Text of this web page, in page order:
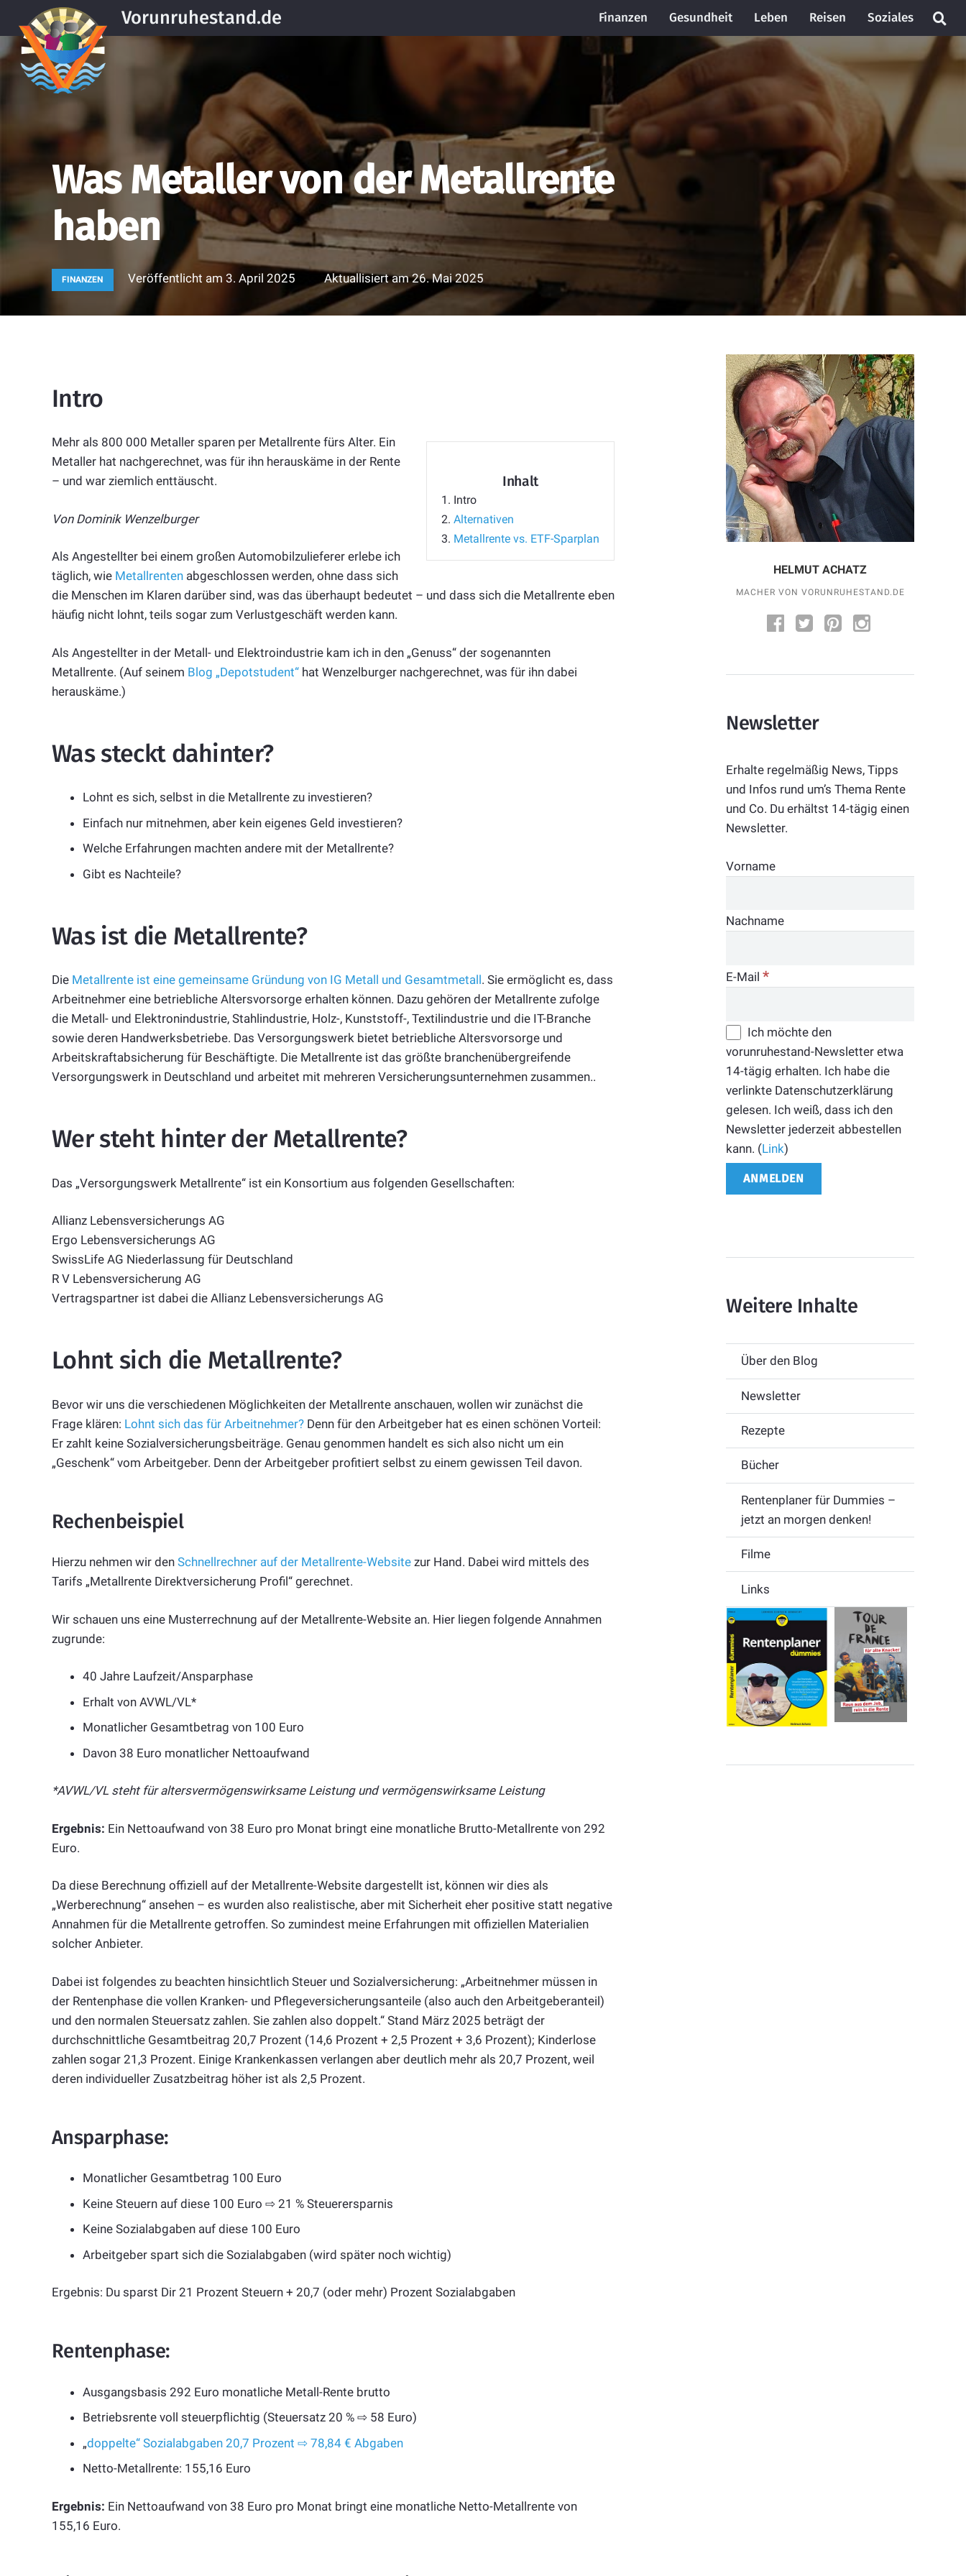
Vorunruhestand.de Finanzen Gesundheit Leben Reisen Soziales
Was Metaller von der Metallrente
haben
FINANZEN Veröffentlicht am 3. April 2025 Aktuallisiert am26. Mai 2025
Intro
Inhalt
1. Intro
2. Alternativen
3. Metallrente vs. ETF-Sparplan
Mehr als 800 000 Metaller sparen per Metallrente fürs Alter. Ein
Metaller hat nachgerechnet, was für ihn herauskäme in der Rente
– und war ziemlich enttäuscht.
Von Dominik Wenzelburger
Als Angestellter bei einem großen Automobilzulieferer erlebe ich
täglich, wie Metallrenten abgeschlossen werden, ohne dass sich
die Menschen im Klaren darüber sind, was das überhaupt bedeutet – und dass sich die Metallrente eben
häufig nicht lohnt, teils sogar zum Verlustgeschäft werden kann.
Als Angestellter in der Metall- und Elektroindustrie kam ich in den „Genuss“ der sogenannten
Metallrente. (Auf seinem Blog „Depotstudent“ hat Wenzelburger nachgerechnet, was für ihn dabei
herauskäme.)
Was steckt dahinter?
Lohnt es sich, selbst in die Metallrente zu investieren?
Einfach nur mitnehmen, aber kein eigenes Geld investieren?
Welche Erfahrungen machten andere mit der Metallrente?
Gibt es Nachteile?
Was ist die Metallrente?
Die Metallrente ist eine gemeinsame Gründung von IG Metall und Gesamtmetall. Sie ermöglicht es, dass
Arbeitnehmer eine betriebliche Altersvorsorge erhalten können. Dazu gehören der Metallrente zufolge
die Metall- und Elektronindustrie, Stahlindustrie, Holz-, Kunststoff-, Textilindustrie und die IT-Branche
sowie deren Handwerksbetriebe. Das Versorgungswerk bietet betriebliche Altersvorsorge und
Arbeitskraftabsicherung für Beschäftigte. Die Metallrente ist das größte branchenübergreifende
Versorgungswerk in Deutschland und arbeitet mit mehreren Versicherungsunternehmen zusammen..
Wer steht hinter der Metallrente?
Das „Versorgungswerk Metallrente“ ist ein Konsortium aus folgenden Gesellschaften:
Allianz Lebensversicherungs AG
Ergo Lebensversicherungs AG
SwissLife AG Niederlassung für Deutschland
R V Lebensversicherung AG
Vertragspartner ist dabei die Allianz Lebensversicherungs AG
Lohnt sich die Metallrente?
Bevor wir uns die verschiedenen Möglichkeiten der Metallrente anschauen, wollen wir zunächst die
Frage klären: Lohnt sich das für Arbeitnehmer? Denn für den Arbeitgeber hat es einen schönen Vorteil:
Er zahlt keine Sozialversicherungsbeiträge. Genau genommen handelt es sich also nicht um ein
„Geschenk“ vom Arbeitgeber. Denn der Arbeitgeber profitiert selbst zu einem gewissen Teil davon.
Rechenbeispiel
Hierzu nehmen wir den Schnellrechner auf der Metallrente-Website zur Hand. Dabei wird mittels des
Tarifs „Metallrente Direktversicherung Profil“ gerechnet.
Wir schauen uns eine Musterrechnung auf der Metallrente-Website an. Hier liegen folgende Annahmen
zugrunde:
40 Jahre Laufzeit/Ansparphase
Erhalt von AVWL/VL*
Monatlicher Gesamtbetrag von 100 Euro
Davon 38 Euro monatlicher Nettoaufwand
*AVWL/VL steht für altersvermögenswirksame Leistung und vermögenswirksame Leistung
Ergebnis: Ein Nettoaufwand von 38 Euro pro Monat bringt eine monatliche Brutto-Metallrente von 292
Euro.
Da diese Berechnung offiziell auf der Metallrente-Website dargestellt ist, können wir dies als
„Werberechnung“ ansehen – es wurden also realistische, aber mit Sicherheit eher positive statt negative
Annahmen für die Metallrente getroffen. So zumindest meine Erfahrungen mit offiziellen Materialien
solcher Anbieter.
Dabei ist folgendes zu beachten hinsichtlich Steuer und Sozialversicherung: „Arbeitnehmer müssen in
der Rentenphase die vollen Kranken- und Pflegeversicherungsanteile (also auch den Arbeitgeberanteil)
und den normalen Steuersatz zahlen. Sie zahlen also doppelt.“ Stand März 2025 beträgt der
durchschnittliche Gesamtbeitrag 20,7 Prozent (14,6 Prozent + 2,5 Prozent + 3,6 Prozent); Kinderlose
zahlen sogar 21,3 Prozent. Einige Krankenkassen verlangen aber deutlich mehr als 20,7 Prozent, weil
deren individueller Zusatzbeitrag höher ist als 2,5 Prozent.
Ansparphase:
Monatlicher Gesamtbetrag 100 Euro
Keine Steuern auf diese 100 Euro ⇨ 21 % Steuerersparnis
Keine Sozialabgaben auf diese 100 Euro
Arbeitgeber spart sich die Sozialabgaben (wird später noch wichtig)
Ergebnis: Du sparst Dir 21 Prozent Steuern + 20,7 (oder mehr) Prozent Sozialabgaben
Rentenphase:
Ausgangsbasis 292 Euro monatliche Metall-Rente brutto
Betriebsrente voll steuerpflichtig (Steuersatz 20 % ⇨ 58 Euro)
„doppelte“ Sozialabgaben 20,7 Prozent ⇨ 78,84 € Abgaben
Netto-Metallrente: 155,16 Euro
Ergebnis: Ein Nettoaufwand von 38 Euro pro Monat bringt eine monatliche Netto-Metallrente von
155,16 Euro.
HELMUT ACHATZ
MACHER VON VORUNRUHESTAND.DE
Newsletter
Erhalte regelmäßig News, Tipps
und Infos rund um’s Thema Rente
und Co. Du erhältst 14-tägig einen
Newsletter.
Vorname
Nachname
E-Mail*
Ich möchte den
vorunruhestand-Newsletter etwa
14-tägig erhalten. Ich habe die
verlinkte Datenschutzerklärung
gelesen. Ich weiß, dass ich den
Newsletter jederzeit abbestellen
kann. (Link)
Weitere Inhalte
Über den Blog
Newsletter
Rezepte
Bücher
Rentenplaner für Dummies –
jetzt an morgen denken!
Filme
Links